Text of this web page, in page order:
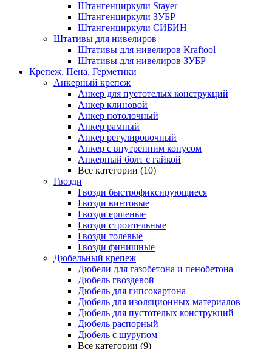
Штангенциркули Stayer
Штангенциркули ЗУБР
Штангенциркули СИБИН
Штативы для нивелиров
Штативы для нивелиров Kraftool
Штативы для нивелиров ЗУБР
Крепеж, Пена, Герметики
Анкерный крепеж
Анкер для пустотелых конструкций
Анкер клиновой
Анкер потолочный
Анкер рамный
Анкер регулировочный
Анкер с внутренним конусом
Анкерный болт с гайкой
Все категории (10)
Гвозди
Гвозди быстрофиксирующиеся
Гвозди винтовые
Гвозди ершеные
Гвозди строительные
Гвозди толевые
Гвозди финишные
Дюбельный крепеж
Дюбели для газобетона и пенобетона
Дюбель гвоздевой
Дюбель для гипсокартона
Дюбель для изоляционных материалов
Дюбель для пустотелых конструкций
Дюбель распорный
Дюбель с шурупом
Все категории (9)